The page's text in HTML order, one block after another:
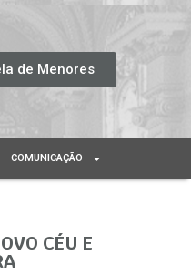
de Menores
COMUNICAÇÃO
CÉU E